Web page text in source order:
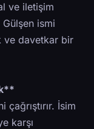
ve iletişim
Gülşen ismi
ve davetkar bir
İsim
karşı